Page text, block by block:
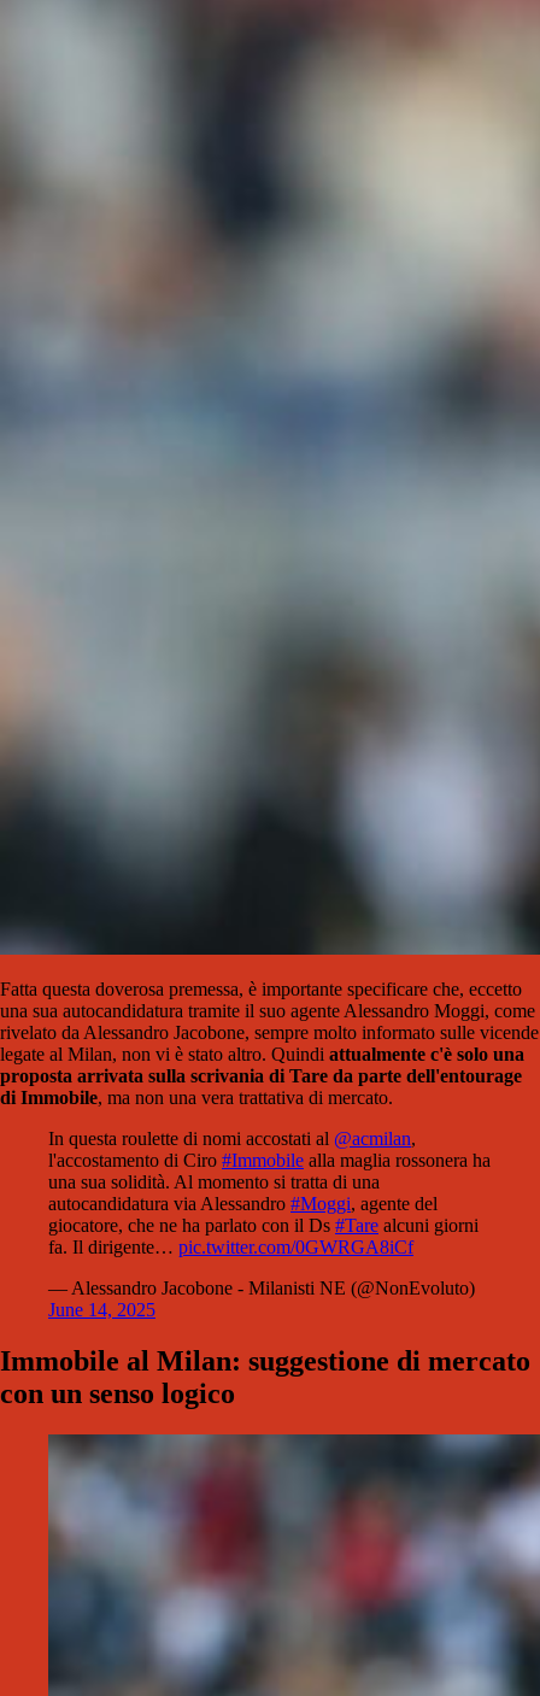
Fatta questa doverosa premessa, è importante specificare che, eccetto
una sua autocandidatura tramite il suo agente Alessandro Moggi, come
rivelato da Alessandro Jacobone, sempre molto informato sulle vicende
legate al Milan, non vi è stato altro. Quindi attualmente c'è solo una
proposta arrivata sulla scrivania di Tare da parte dell'entourage
di Immobile, ma non una vera trattativa di mercato.
In questa roulette di nomi accostati al @acmilan,
l'accostamento di Ciro #Immobile alla maglia rossonera ha
una sua solidità. Al momento si tratta di una
autocandidatura via Alessandro #Moggi, agente del
giocatore, che ne ha parlato con il Ds #Tare alcuni giorni
fa. Il dirigente… pic.twitter.com/0GWRGA8iCf
— Alessandro Jacobone - Milanisti NE (@NonEvoluto)
June 14, 2025
Immobile al Milan: suggestione di mercato
con un senso logico